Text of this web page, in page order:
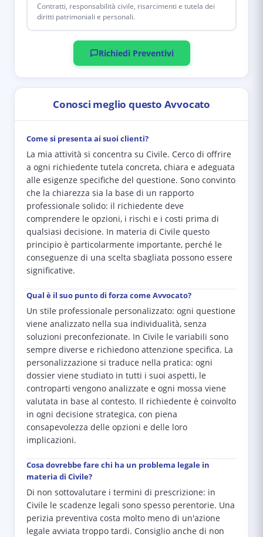
Contratti, responsabilità civile, risarcimenti e tutela dei
diritti patrimoniali e personali.
Richiedi Preventivi
Conosci meglio questo Avvocato
Come si presenta ai suoi clienti?
La mia attività si concentra su Civile. Cerco di offrire
a ogni richiedente tutela concreta, chiara e adeguata
alle esigenze specifiche del questione. Sono convinto
che la chiarezza sia la base di un rapporto
professionale solido: il richiedente deve
comprendere le opzioni, i rischi e i costi prima di
qualsiasi decisione. In materia di Civile questo
principio è particolarmente importante, perché le
conseguenze di una scelta sbagliata possono essere
significative.
Qual è il suo punto di forza come Avvocato?
Un stile professionale personalizzato: ogni questione
viene analizzato nella sua individualità, senza
soluzioni preconfezionate. In Civile le variabili sono
sempre diverse e richiedono attenzione specifica. La
personalizzazione si traduce nella pratica: ogni
dossier viene studiato in tutti i suoi aspetti, le
controparti vengono analizzate e ogni mossa viene
valutata in base al contesto. Il richiedente è coinvolto
in ogni decisione strategica, con piena
consapevolezza delle opzioni e delle loro
implicazioni.
Cosa dovrebbe fare chi ha un problema legale in
materia di Civile?
Di non sottovalutare i termini di prescrizione: in
Civile le scadenze legali sono spesso perentorie. Una
perizia preventiva costa molto meno di un'azione
legale avviata troppo tardi. Consiglio anche di non